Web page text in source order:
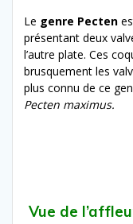
Le genre Pecten
présentant deux
l’autre plate. Ces
brusquement les
plus connu de ce
Pecten maximus.
Vue de